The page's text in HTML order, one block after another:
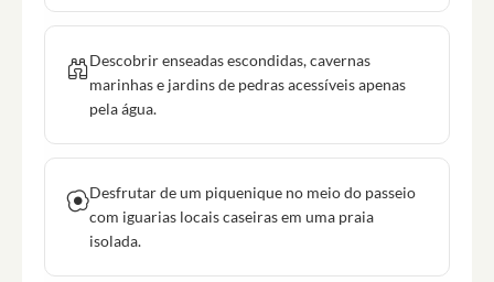
Descobrir enseadas escondidas, cavernas
marinhas e jardins de pedras acessíveis apenas
pela água.
Desfrutar de um piquenique no meio do passeio
com iguarias locais caseiras em uma praia
isolada.